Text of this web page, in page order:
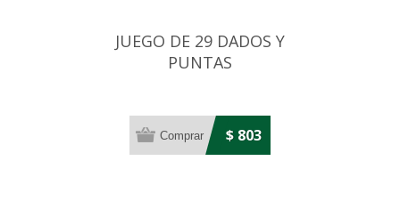
JUEGO DE 29 DADOS Y
PUNTAS
$ 803